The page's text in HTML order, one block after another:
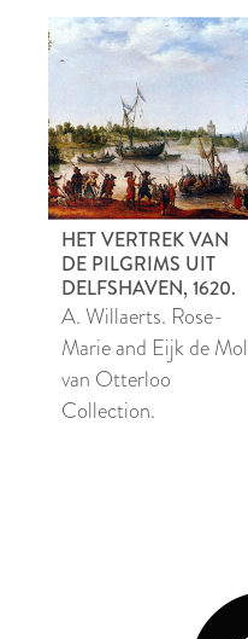
HET VERTREK VAN
DE PILGRIMS UIT
DELFSHAVEN, 1620.
A. Willaerts. Rose-
Marie and Eijk de Mol
van Otterloo
Collection.